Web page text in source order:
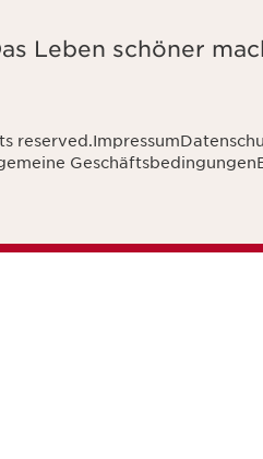
Leben schöner
reserved.Impressum
Geschäftsbedingungen